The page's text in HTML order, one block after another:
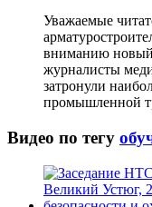
Уважаемые
вниманию
журналисты
затронули
промышленной
Видео по тегу